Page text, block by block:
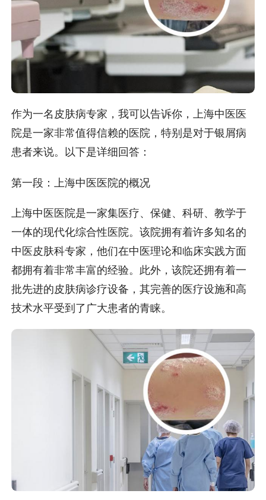
作为一名皮肤病专家，我可以告诉你，上海中医医
院是一家非常值得信赖的医院，特别是对于银屑病
患者来说。以下是详细回答：
第一段：上海中医医院的概况
上海中医医院是一家集医疗、保健、科研、教学于
一体的现代化综合性医院。该院拥有着许多知名的
中医皮肤科专家，他们在中医理论和临床实践方面
都拥有着非常丰富的经验。此外，该院还拥有着一
批先进的皮肤病诊疗设备，其完善的医疗设施和高
技术水平受到了广大患者的青睐。